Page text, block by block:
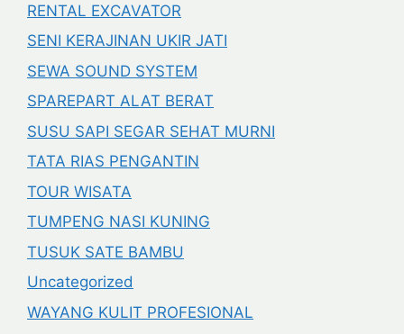
RENTAL EXCAVATOR
SENI KERAJINAN UKIR JATI
SEWA SOUND SYSTEM
SPAREPART ALAT BERAT
SUSU SAPI SEGAR SEHAT MURNI
TATA RIAS PENGANTIN
TOUR WISATA
TUMPENG NASI KUNING
TUSUK SATE BAMBU
Uncategorized
WAYANG KULIT PROFESIONAL